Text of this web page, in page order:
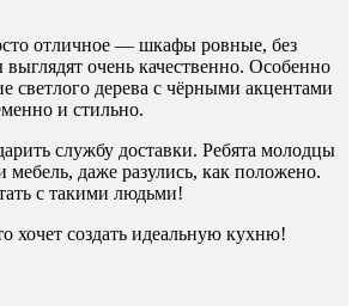
отличное — шкафы ровные, без
выглядят очень качественно. Особенно
светлого дерева с чёрными акцентами
и стильно.
службу доставки. Ребята молодцы
мебель, даже разулись, как положено.
с такими людьми!
хочет создать идеальную кухню!